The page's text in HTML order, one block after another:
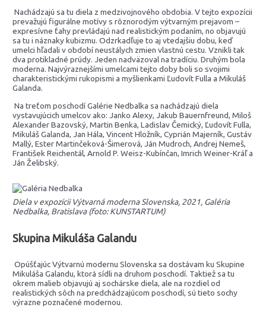
Nachádzajú sa tu diela z medzivojnového obdobia. V tejto expozícii
prevažujú figurálne motívy s rôznorodým výtvarným prejavom –
expresívne ťahy prevládajú nad realistickým podaním, no objavujú
sa tu i náznaky kubizmu. Odzrkadľuje to aj vtedajšiu dobu, keď
umelci hľadali v období neustálych zmien vlastnú cestu. Vznikli tak
dva protikladné prúdy. Jeden nadväzoval na tradíciu. Druhým bola
moderna. Najvýraznejšími umelcami tejto doby boli so svojimi
charakteristickými rukopismi a myšlienkami Ľudovít Fulla a Mikuláš
Galanda.
Na treťom poschodí Galérie Nedbalka sa nachádzajú diela
vystavujúcich umelcov ako: Janko Alexy, Jakub Bauernfreund, Miloš
Alexander Bazovský, Martin Benka, Ladislav Čemický, Ľudovít Fulla,
Mikuláš Galanda, Jan Hála, Vincent Hložník, Cyprián Majerník, Gustáv
Mallý, Ester Martinčeková-Šimerová, Ján Mudroch, Andrej Nemeš,
František Reichentál, Arnold P. Weisz-Kubínčan, Imrich Weiner-Kráľ a
Ján Želibský.
Diela v expozícii Výtvarná moderna Slovenska, 2021, Galéria
Nedbalka, Bratislava (foto: KUNSTARTUM)
Skupina Mikuláša Galandu
Opúšťajúc Výtvarnú modernu Slovenska sa dostávam ku Skupine
Mikuláša Galandu, ktorá sídli na druhom poschodí. Taktiež sa tu
okrem malieb objavujú aj sochárske diela, ale na rozdiel od
realistických sôch na predchádzajúcom poschodí, sú tieto sochy
výrazne poznačené modernou.